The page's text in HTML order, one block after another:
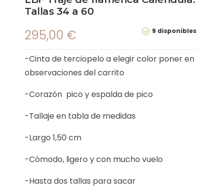
Tallas 34 a 60
9 disponibles
295,00 €
-Cinta de terciopelo a elegir color poner en
observaciones del carrito
-Corazón pico y espalda de pico
-Tallaje en tabla de medidas
-Largo 1,50 cm
-Cómodo, ligero y con mucho vuelo
-Hasta dos tallas para sacar